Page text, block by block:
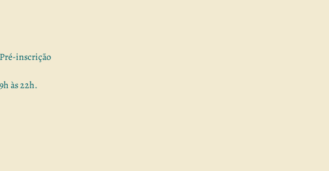
inscrição
às 22h.